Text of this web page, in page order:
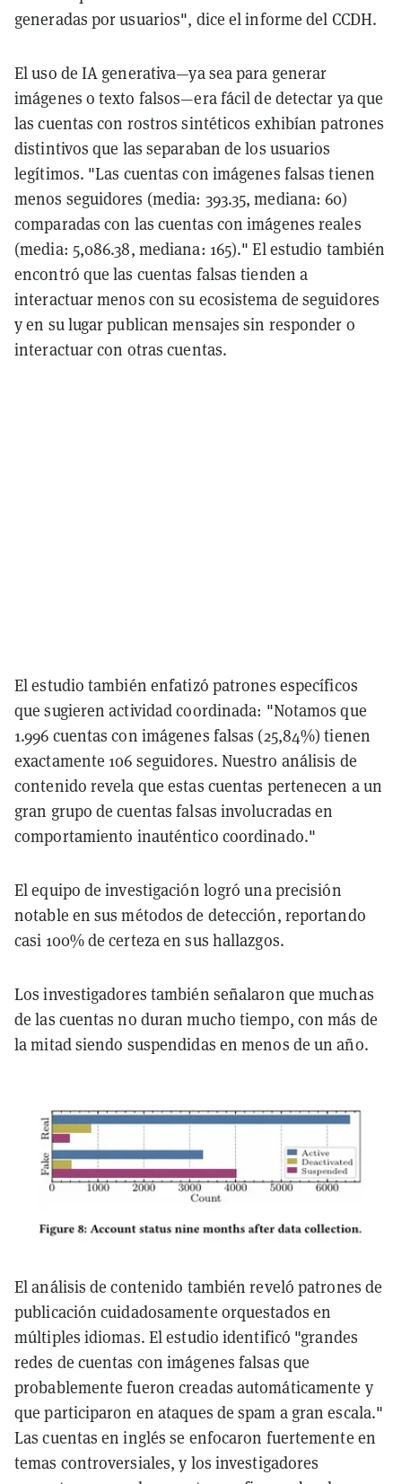
generadas por usuarios", dice el informe del CCDH.
El uso de IA generativa—ya sea para generar
imágenes o texto falsos—era fácil de detectar ya que
las cuentas con rostros sintéticos exhibían patrones
distintivos que las separaban de los usuarios
legítimos. "Las cuentas con imágenes falsas tienen
menos seguidores (media: 393.35, mediana: 60)
comparadas con las cuentas con imágenes reales
(media: 5,086.38, mediana: 165)." El estudio también
encontró que las cuentas falsas tienden a
interactuar menos con su ecosistema de seguidores
y en su lugar publican mensajes sin responder o
interactuar con otras cuentas.
El estudio también enfatizó patrones específicos
que sugieren actividad coordinada: "Notamos que
1.996 cuentas con imágenes falsas (25,84%) tienen
exactamente 106 seguidores. Nuestro análisis de
contenido revela que estas cuentas pertenecen a un
gran grupo de cuentas falsas involucradas en
comportamiento inauténtico coordinado."
El equipo de investigación logró una precisión
notable en sus métodos de detección, reportando
casi 100% de certeza en sus hallazgos.
Los investigadores también señalaron que muchas
de las cuentas no duran mucho tiempo, con más de
la mitad siendo suspendidas en menos de un año.
El análisis de contenido también reveló patrones de
publicación cuidadosamente orquestados en
múltiples idiomas. El estudio identificó "grandes
redes de cuentas con imágenes falsas que
probablemente fueron creadas automáticamente y
que participaron en ataques de spam a gran escala."
Las cuentas en inglés se enfocaron fuertemente en
temas controversiales, y los investigadores